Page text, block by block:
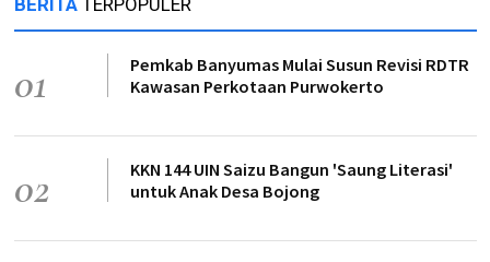
BERITA TERPOPULER
01
Pemkab Banyumas Mulai Susun Revisi RDTR
Kawasan Perkotaan Purwokerto
02
KKN 144 UIN Saizu Bangun 'Saung Literasi'
untuk Anak Desa Bojong